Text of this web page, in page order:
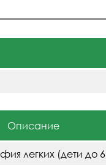
Описание
легких (дети до 6